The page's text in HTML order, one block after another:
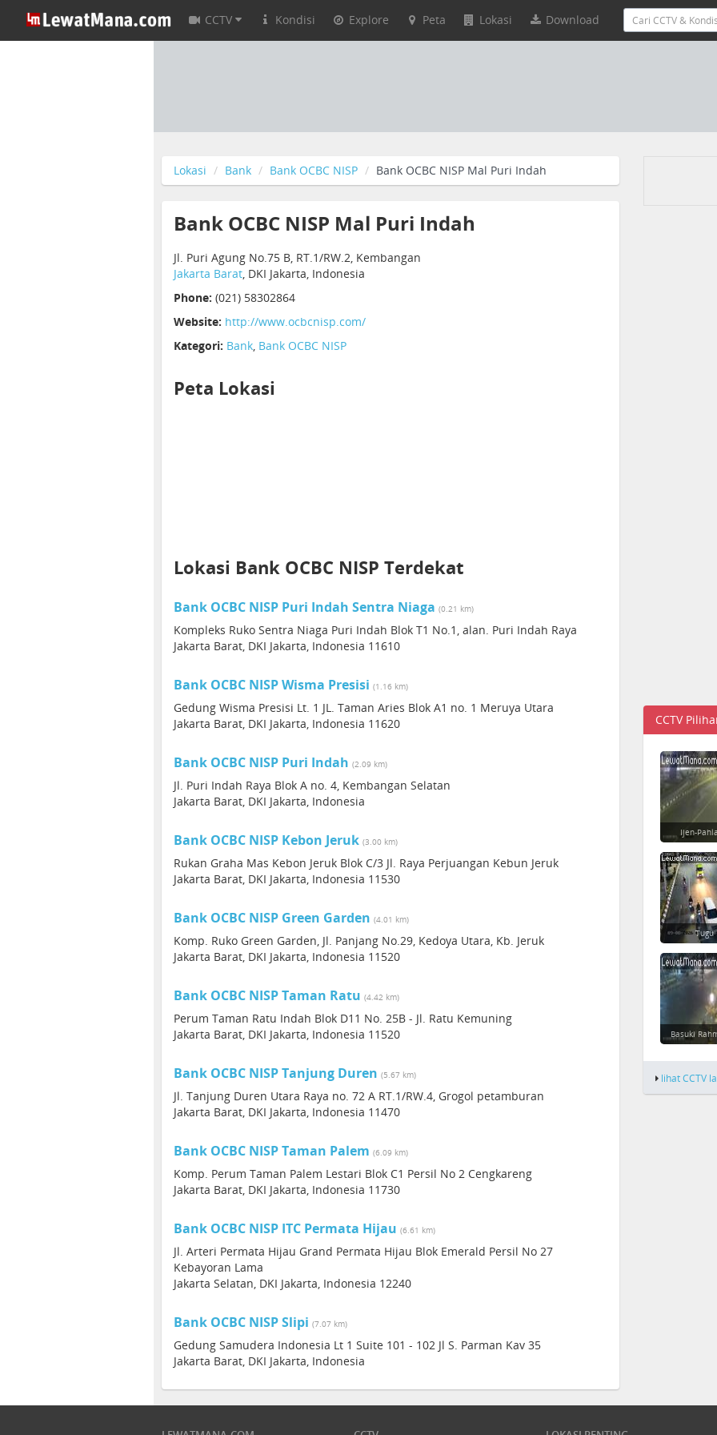
CCTV Kondisi Explore Peta Lokasi Download
Lokasi Bank Bank OCBC NISP Bank OCBC NISP Mal Puri Indah
Bank OCBC NISP Mal Puri Indah
Jl. Puri Agung No.75 B, RT.1/RW.2, Kembangan
Jakarta Barat, DKI Jakarta, Indonesia
Phone: (021) 58302864
Website: http://www.ocbcnisp.com/
Kategori: Bank, Bank OCBC NISP
Peta Lokasi
Lokasi Bank OCBC NISP Terdekat
Bank OCBC NISP Puri Indah Sentra Niaga (0.21 km)
Kompleks Ruko Sentra Niaga Puri Indah Blok T1 No.1, alan. Puri Indah Raya
Jakarta Barat, DKI Jakarta, Indonesia 11610
Bank OCBC NISP Wisma Presisi (1.16 km)
Gedung Wisma Presisi Lt. 1 JL. Taman Aries Blok A1 no. 1 Meruya Utara
Jakarta Barat, DKI Jakarta, Indonesia 11620
Bank OCBC NISP Puri Indah (2.09 km)
Jl. Puri Indah Raya Blok A no. 4, Kembangan Selatan
Jakarta Barat, DKI Jakarta, Indonesia
Bank OCBC NISP Kebon Jeruk (3.00 km)
Rukan Graha Mas Kebon Jeruk Blok C/3 Jl. Raya Perjuangan Kebun Jeruk
Jakarta Barat, DKI Jakarta, Indonesia 11530
Bank OCBC NISP Green Garden (4.01 km)
Komp. Ruko Green Garden, Jl. Panjang No.29, Kedoya Utara, Kb. Jeruk
Jakarta Barat, DKI Jakarta, Indonesia 11520
Bank OCBC NISP Taman Ratu (4.42 km)
Perum Taman Ratu Indah Blok D11 No. 25B - Jl. Ratu Kemuning
Jakarta Barat, DKI Jakarta, Indonesia 11520
Bank OCBC NISP Tanjung Duren (5.67 km)
Jl. Tanjung Duren Utara Raya no. 72 A RT.1/RW.4, Grogol petamburan
Jakarta Barat, DKI Jakarta, Indonesia 11470
Bank OCBC NISP Taman Palem (6.09 km)
Komp. Perum Taman Palem Lestari Blok C1 Persil No 2 Cengkareng
Jakarta Barat, DKI Jakarta, Indonesia 11730
Bank OCBC NISP ITC Permata Hijau (6.61 km)
Jl. Arteri Permata Hijau Grand Permata Hijau Blok Emerald Persil No 27
Kebayoran Lama
Jakarta Selatan, DKI Jakarta, Indonesia 12240
Bank OCBC NISP Slipi (7.07 km)
Gedung Samudera Indonesia Lt 1 Suite 101 - 102 Jl S. Parman Kav 35
Jakarta Barat, DKI Jakarta, Indonesia
CCTV
Ijen-
Tugu
Basuki
lihat CCTV